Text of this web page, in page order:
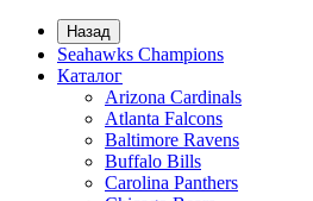
Назад
Seahawks Champions
Каталог
Arizona Cardinals
Atlanta Falcons
Baltimore Ravens
Buffalo Bills
Carolina Panthers